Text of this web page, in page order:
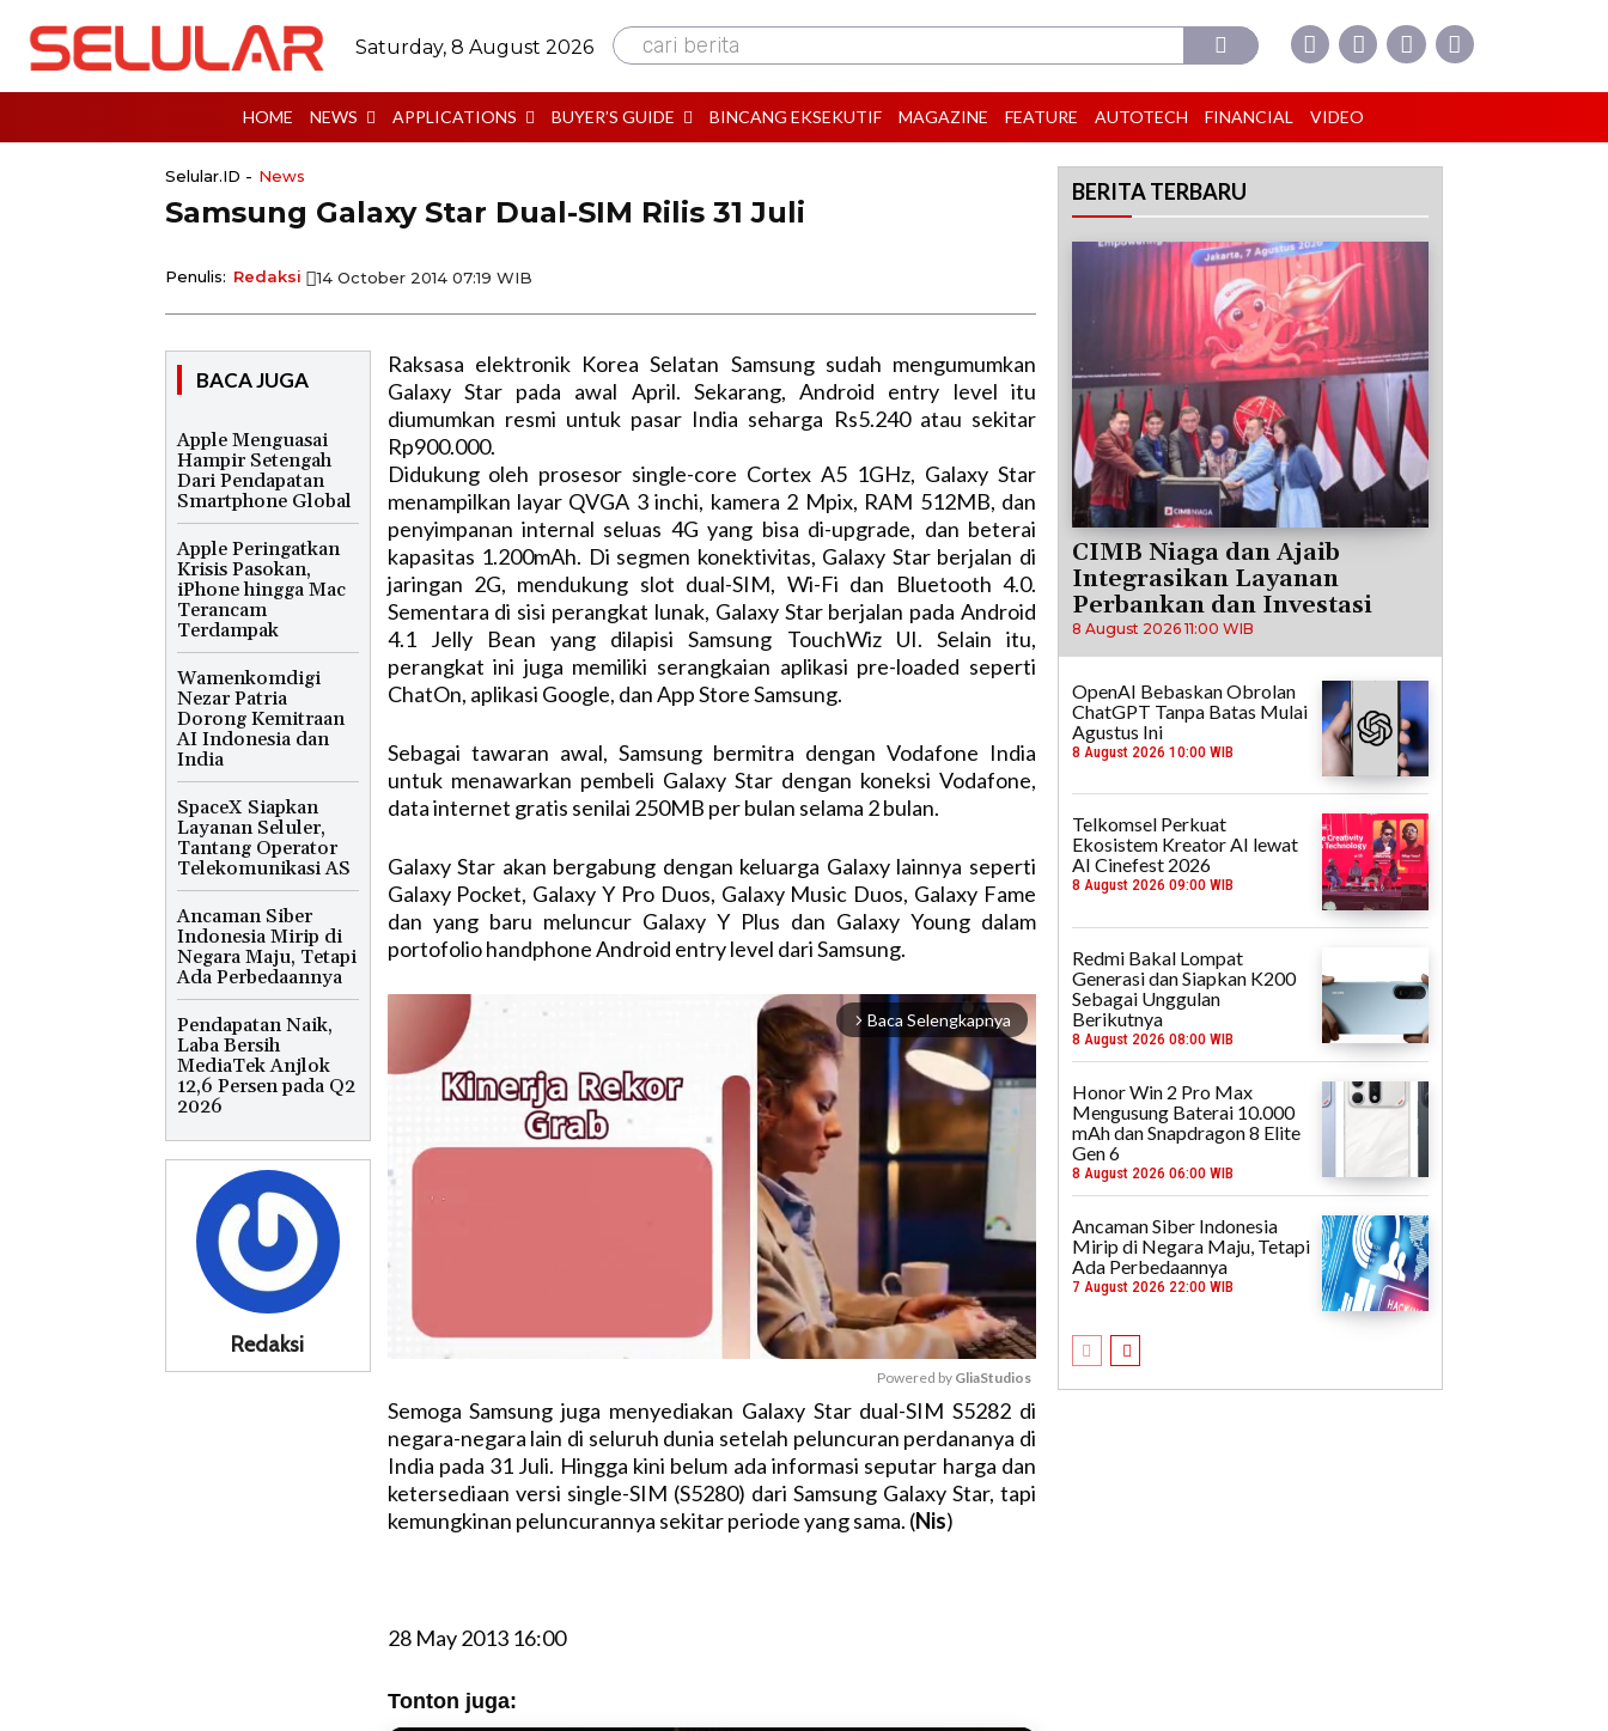
Saturday, 8 August 2026 cari berita
HOME NEWS APPLICATIONS BUYER’S GUIDE BINCANG EKSEKUTIF MAGAZINE FEATURE AUTOTECH FINANCIAL VIDEO
Selular.ID - News
Samsung Galaxy Star Dual-SIM Rilis 31 Juli
Penulis: Redaksi 14 October 2014 07:19 WIB
BACA JUGA
Apple Menguasai
Hampir Setengah
Dari Pendapatan
Smartphone Global
Apple Peringatkan
Krisis Pasokan,
iPhone hingga Mac
Terancam
Terdampak
Wamenkomdigi
Nezar Patria
Dorong Kemitraan
AI Indonesia dan
India
SpaceX Siapkan
Layanan Seluler,
Tantang Operator
Telekomunikasi AS
Ancaman Siber
Indonesia Mirip di
Negara Maju, Tetapi
Ada Perbedaannya
Pendapatan Naik,
Laba Bersih
MediaTek Anjlok
12,6 Persen pada Q2
2026
Redaksi
Raksasa elektronik Korea Selatan Samsung sudah mengumumkan
Galaxy Star pada awal April. Sekarang, Android entry level itu
diumumkan resmi untuk pasar India seharga Rs5.240 atau sekitar
Rp900.000.
Didukung oleh prosesor single-core Cortex A5 1GHz, Galaxy Star
menampilkan layar QVGA 3 inchi, kamera 2 Mpix, RAM 512MB, dan
penyimpanan internal seluas 4G yang bisa di-upgrade, dan beterai
kapasitas 1.200mAh. Di segmen konektivitas, Galaxy Star berjalan di
jaringan 2G, mendukung slot dual-SIM, Wi-Fi dan Bluetooth 4.0.
Sementara di sisi perangkat lunak, Galaxy Star berjalan pada Android
4.1 Jelly Bean yang dilapisi Samsung TouchWiz UI. Selain itu,
perangkat ini juga memiliki serangkaian aplikasi pre-loaded seperti
ChatOn, aplikasi Google, dan App Store Samsung.
Sebagai tawaran awal, Samsung bermitra dengan Vodafone India
untuk menawarkan pembeli Galaxy Star dengan koneksi Vodafone,
data internet gratis senilai 250MB per bulan selama 2 bulan.
Galaxy Star akan bergabung dengan keluarga Galaxy lainnya seperti
Galaxy Pocket, Galaxy Y Pro Duos, Galaxy Music Duos, Galaxy Fame
dan yang baru meluncur Galaxy Y Plus dan Galaxy Young dalam
portofolio handphone Android entry level dari Samsung.
arrow_forward_ios Baca Selengkapnya
M
u
t
Powered by GliaStudios
Semoga Samsung juga menyediakan Galaxy Star dual-SIM S5282 di
negara-negara lain di seluruh dunia setelah peluncuran perdananya di
India pada 31 Juli. Hingga kini belum ada informasi seputar harga dan
ketersediaan versi single-SIM (S5280) dari Samsung Galaxy Star, tapi
kemungkinan peluncurannya sekitar periode yang sama. (Nis)
28 May 2013 16:00
Tonton juga:
BERITA TERBARU
CIMB Niaga dan Ajaib
Integrasikan Layanan
Perbankan dan Investasi
8 August 2026 11:00 WIB
OpenAI Bebaskan Obrolan
ChatGPT Tanpa Batas Mulai
Agustus Ini
8 August 2026 10:00 WIB
Telkomsel Perkuat
Ekosistem Kreator AI lewat
AI Cinefest 2026
8 August 2026 09:00 WIB
Redmi Bakal Lompat
Generasi dan Siapkan K200
Sebagai Unggulan
Berikutnya
8 August 2026 08:00 WIB
Honor Win 2 Pro Max
Mengusung Baterai 10.000
mAh dan Snapdragon 8 Elite
Gen 6
8 August 2026 06:00 WIB
Ancaman Siber Indonesia
Mirip di Negara Maju, Tetapi
Ada Perbedaannya
7 August 2026 22:00 WIB